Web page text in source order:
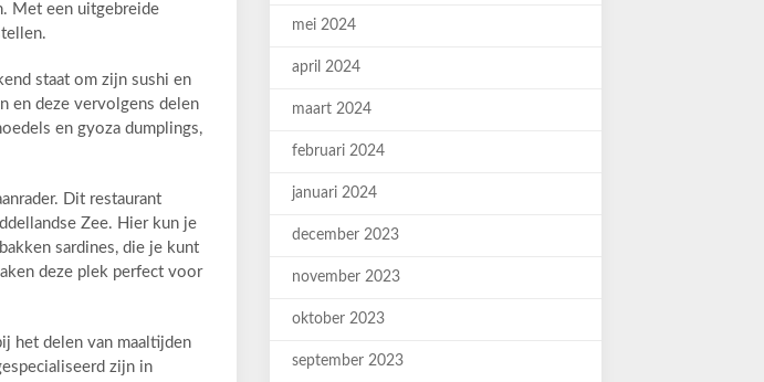
Met een uitgebreide
staat om zijn sushi en
en deze vervolgens delen
en gyoza dumplings,
Dit restaurant
Zee. Hier kun je
sardines, die je kunt
deze plek perfect voor
het delen van maaltijden
zijn in
mei 2024
april 2024
maart 2024
februari 2024
januari 2024
december 2023
november 2023
oktober 2023
september 2023